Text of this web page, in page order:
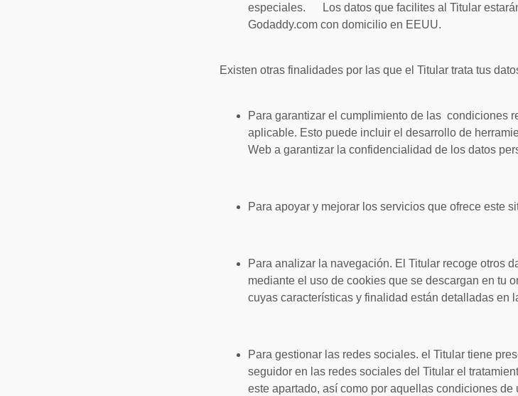
especiales. Los datos que facilites al Titular
Godaddy.com con domicilio en EEUU.
Existen otras finalidades por las que el Titular trata tus
Para garantizar el cumplimiento de las condiciones
aplicable. Esto puede incluir el desarrollo de
Web a garantizar la confidencialidad de los datos
Para apoyar y mejorar los servicios que ofrece este
Para analizar la navegación. El Titular recoge otros
mediante el uso de cookies que se descargan en tu
cuyas características y finalidad están detalladas en
Para gestionar las redes sociales. el Titular tiene
seguidor en las redes sociales del Titular el
este apartado, así como por aquellas condiciones